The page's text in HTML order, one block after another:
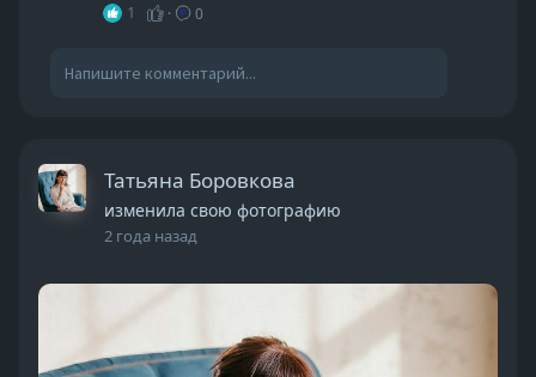
1 · 0
Татьяна Боровкова
изменила свою фотографию
2 года назад